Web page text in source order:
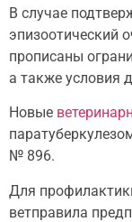
В случае
эпизоотический
прописаны
а также условия
Новые
№ 896.
Для
ветправила